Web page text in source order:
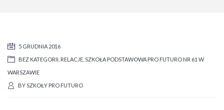
5 GRUDNIA 2016
BEZ KATEGORII RELACJE SZKOŁA PODSTAWOWA PRO FUTURO NR 61 W
WARSZAWIE
BYSZKOŁY PRO FUTURO